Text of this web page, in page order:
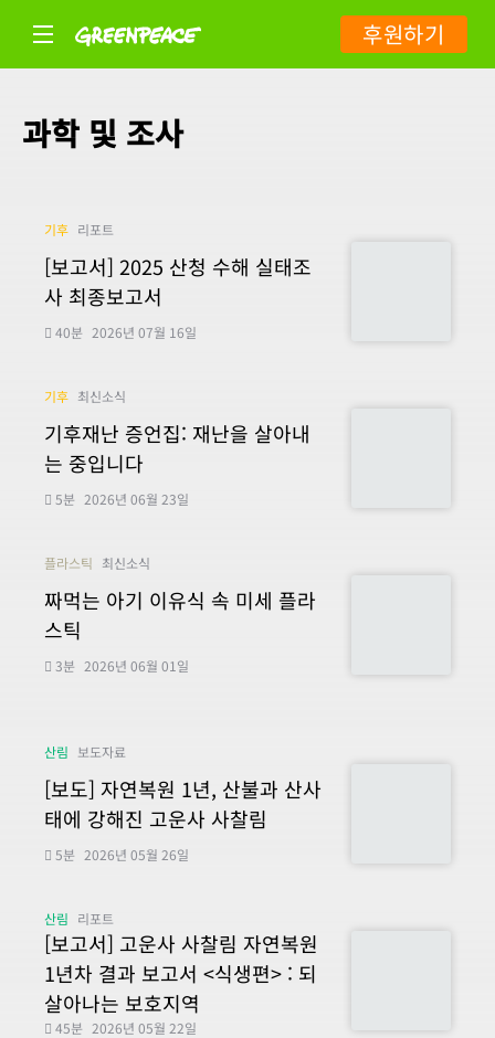
후원하기
과학 및 조사
기후 리포트
[보고서] 2025 산청 수해 실태조
사 최종보고서
40분 2026년 07월 16일
기후 최신소식
기후재난 증언집: 재난을 살아내
는 중입니다
5분 2026년 06월 23일
플라스틱 최신소식
짜먹는 아기 이유식 속 미세 플라
스틱
3분 2026년 06월 01일
산림 보도자료
[보도] 자연복원 1년, 산불과 산사
태에 강해진 고운사 사찰림
5분 2026년 05월 26일
산림 리포트
[보고서] 고운사 사찰림 자연복원
1년차 결과 보고서 <식생편> : 되
살아나는 보호지역
45분 2026년 05월 22일